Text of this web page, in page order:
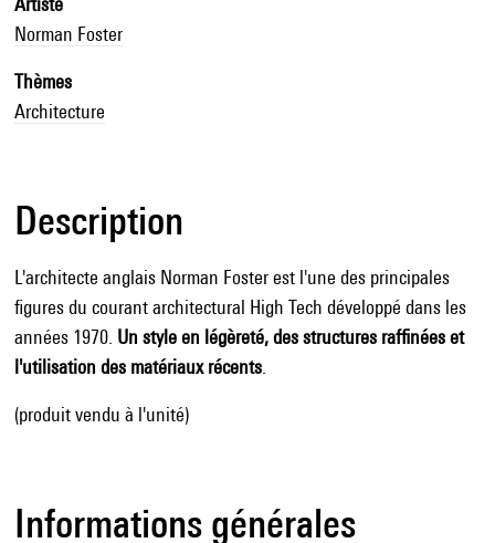
Norman Foster
Thèmes
Architecture
Description
L'architecte anglais Norman Foster est l'une des principales
figures du courant architectural High Tech développé dans les
années 1970. Un style en légèreté, des structures raffinées et
l'utilisation des matériaux récents
(produit vendu à l'unité)
Informations générales